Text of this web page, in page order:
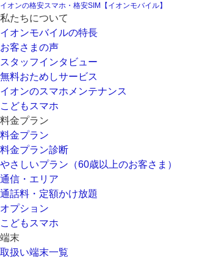
イオンの格安スマホ・格安SIM【イオンモバイル】
私たちについて
イオンモバイルの特長
お客さまの声
スタッフインタビュー
無料おためしサービス
イオンのスマホメンテナンス
こどもスマホ
料金プラン
料金プラン
料金プラン診断
やさしいプラン（60歳以上のお客さま）
通信・エリア
通話料・定額かけ放題
オプション
こどもスマホ
端末
取扱い端末一覧